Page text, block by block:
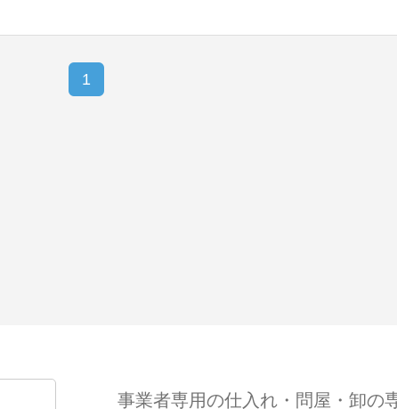
1
事業者専用の仕入れ・問屋・卸の